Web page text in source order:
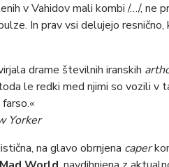
v Vahidov mali kombi /…/, ne
In prav vsi delujejo
drame številnih iranskih
le redki med njimi so vozili
Yorker
na glavo obrnjena caper